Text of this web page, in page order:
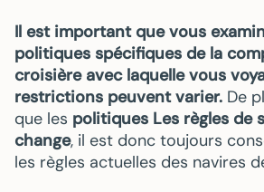
Il est important que vous
politiques spécifiques de la
croisière avec laquelle vous
restrictions peuvent varier. De
que les politiques Les règles de
change, il est donc toujours
les règles actuelles des navires